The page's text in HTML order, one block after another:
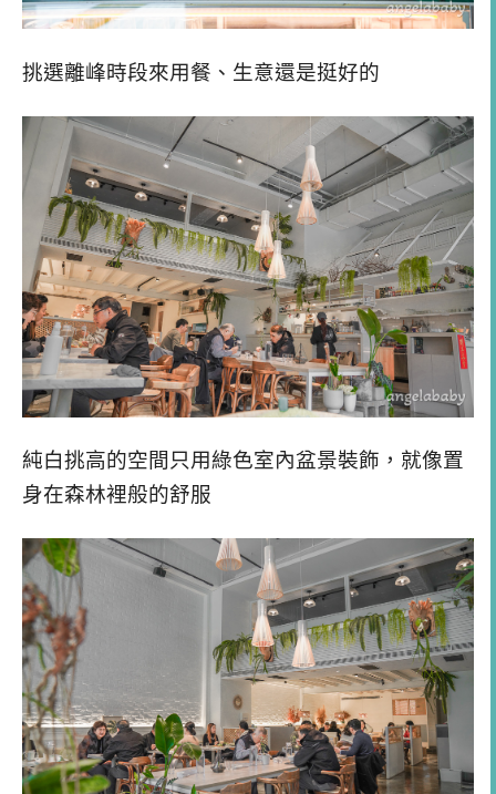
挑選離峰時段來用餐、生意還是挺好的
純白挑高的空間只用綠色室內盆景裝飾，就像置
身在森林裡般的舒服